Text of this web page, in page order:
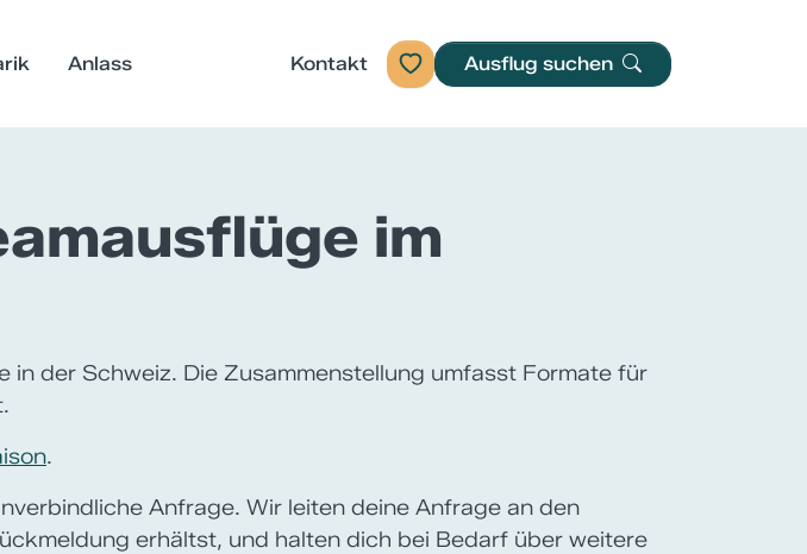
Anlass Kontakt Ausflug suchen
im
der Schweiz. Die Zusammenstellung umfasst Formate für
.
Anfrage. Wir leiten deine Anfrage an den
erhältst, und halten dich bei Bedarf über weitere